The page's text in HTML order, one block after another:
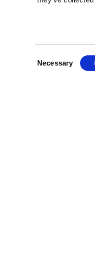
Necessary